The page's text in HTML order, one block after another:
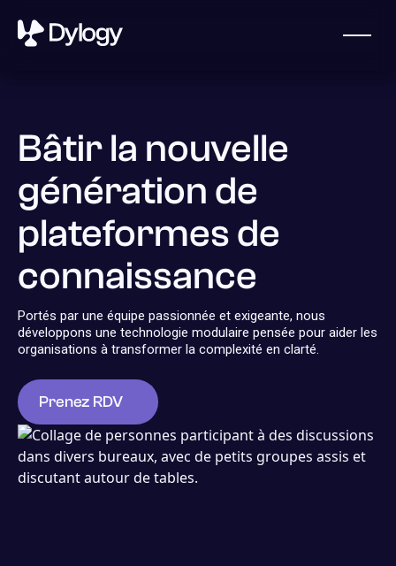
Qui sommes-nous
Dylogy, une start-up française fondée en 2023, aide les
assureurs, les réassureurs et les courtiers à exploiter le
potentiel de leurs documents et à gérer leurs risques.
Contactez-nous
contact@dylogy.com
Bâtir la nouvelle
génération de
plateformes de
connaissance
Portés par une équipe passionnée et exigeante, nous
développons une technologie modulaire pensée pour aider les
organisations à transformer la complexité en clarté.
Prenez RDV